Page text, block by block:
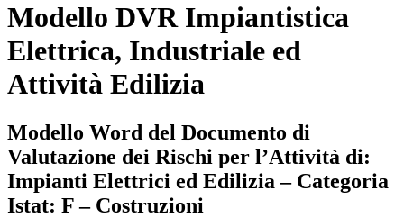
Modello DVR Impiantistica
Elettrica, Industriale ed
Attività Edilizia
Modello Word del Documento di
Valutazione dei Rischi per l’Attività di:
Impianti Elettrici ed Edilizia – Categoria
Istat: F – Costruzioni